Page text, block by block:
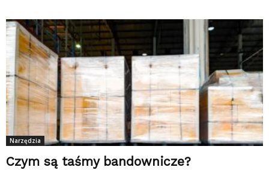
Narzędzia
Czym są taśmy bandownicze?